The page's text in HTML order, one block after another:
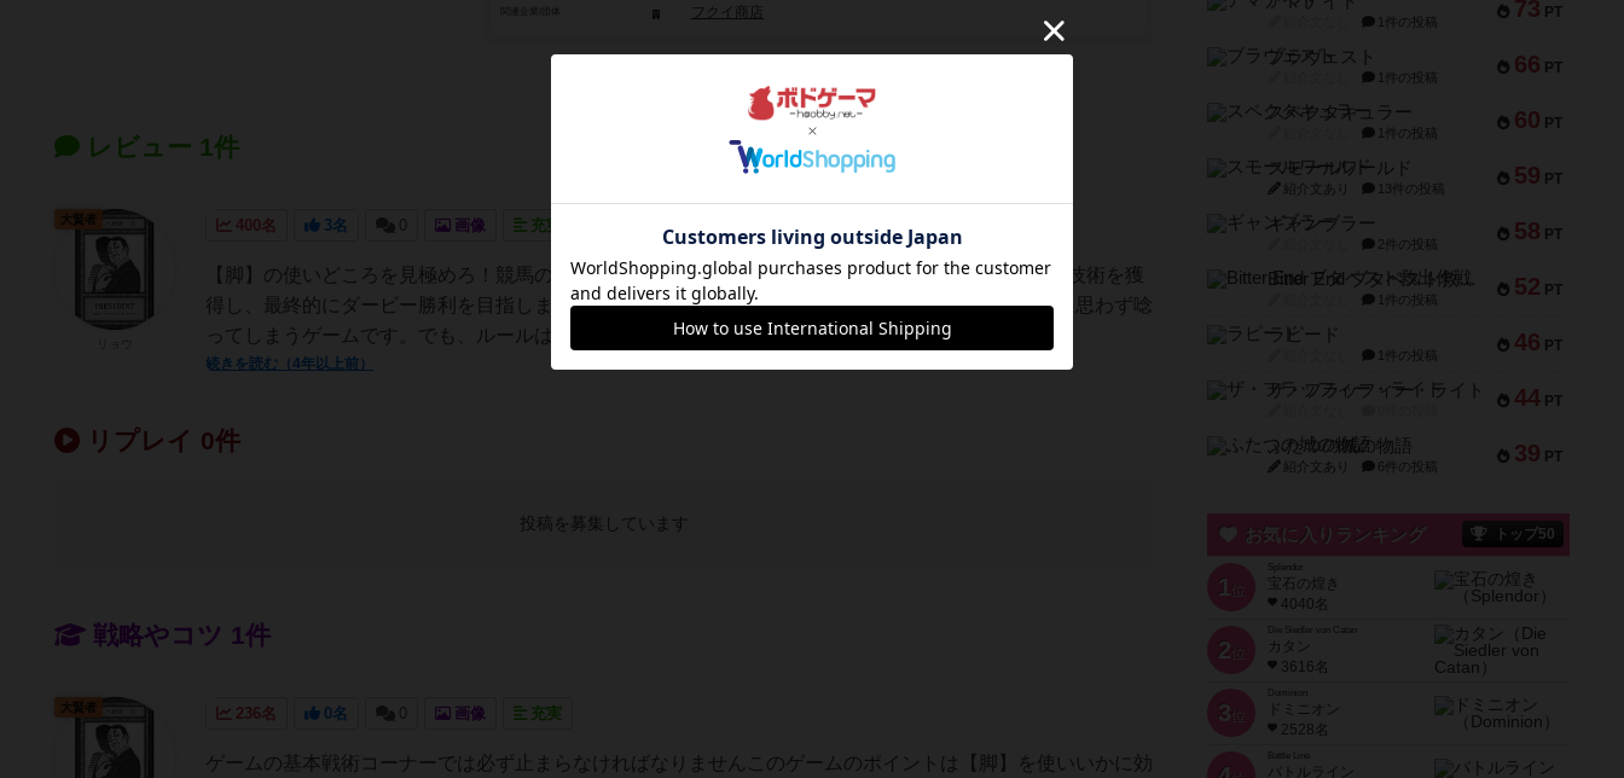
フクイ商店
レビュー 1件
400名 3名 0 画像 充実
【脚】の使いどころを見極めろ！競馬の騎手になって、トライアルレース4戦を戦い、お手馬や騎手技術を獲
得し、最終的にダービー勝利を目指します。競馬をある程度知っている人が遊ぶと、競馬の再現性に思わず唸
ってしまうゲームです。でも、ルールはシンプルなので、競馬をまったく知らない人も...
続きを読む（4年以上前）
大賢者
リプレイ 0件
投稿を募集しています
戦略やコツ 1件
236名 0名 0 画像 充実
ゲームの基本戦術コーナーでは必ず止まらなければなりませんこのゲームのポイントは【脚】を使いいかに効
大賢者
73 PT
1件の投稿
66 PT
ブラヴェスト
1件の投稿
60 PT
スペクタキュラー
1件の投稿
59 PT
スモールワールド
紹介文あり 13件の投稿
58 PT
ギャンブラー
2件の投稿
52 PT
Bitter End ブタペスト救出作戦
1件の投稿
46 PT
ラピード
1件の投稿
44 PT
ザ・フラッフィー・ライト
39 PT
ふたつの城の物語
紹介文あり 6件の投稿
お気に入りランキング トップ50
1 位
宝石の煌き
4040名
2 位
Die Siedler von Catan
カタン
3616名
3 位
ドミニオン
2528名
Battle Line
バトルライン